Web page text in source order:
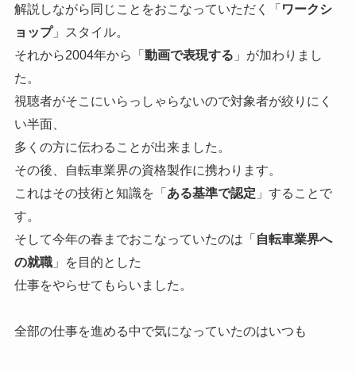
解説しながら同じことをおこなっていただく「ワークシ
ョップ」スタイル。
それから2004年から「動画で表現する 」が加わりまし
た。
視聴者がそこにいらっしゃらないので対象者が絞りにく
い半面、
多くの方に伝わることが出来ました。
その後、自転車業界の資格製作に携わります。
これはその技術と知識を「ある基準で認定 」することで
す。
そして今年の春までおこなっていたのは「自転車業界へ
の就職」を目的とした
仕事をやらせてもらいました。
全部の仕事を進める中で気になっていたのはいつも